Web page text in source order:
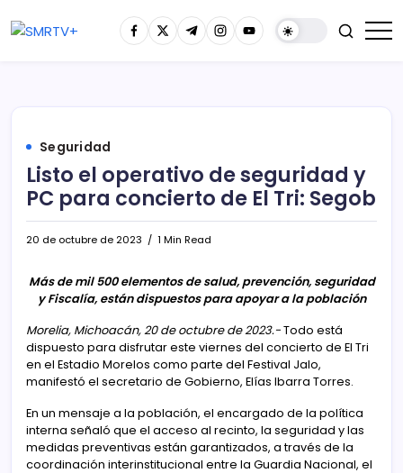
Seguridad
Listo el operativo de seguridad y
PC para concierto de El Tri: Segob
20 de octubre de 2023 1 Min Read
Más de mil 500 elementos de salud, prevención, seguridad
y Fiscalía, están dispuestos para apoyar a la población
Morelia, Michoacán, 20 de octubre de 2023.-Todo está
dispuesto para disfrutar este viernes del concierto de El Tri
en el Estadio Morelos como parte del Festival Jalo,
manifestó el secretario de Gobierno, Elías Ibarra Torres.
En un mensaje a la población, el encargado de la política
interna señaló que el acceso al recinto, la seguridad y las
medidas preventivas están garantizados, a través de la
coordinación interinstitucional entre la Guardia Nacional, el